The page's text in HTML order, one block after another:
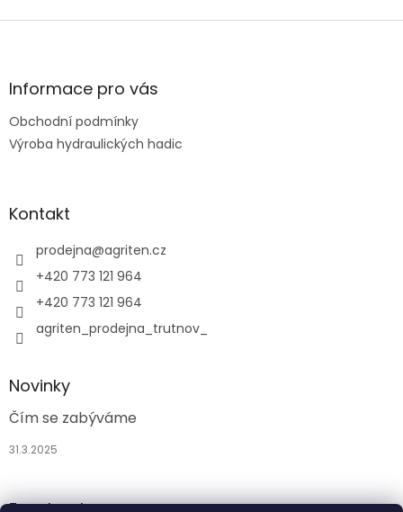
Z
aInformace pro vás
Obchodní podmínky
Výroba hydraulických hadic
Kontakt
prodejna@agriten.cz
+420 773 121 964
+420 773 121 964
agriten_prodejna_trutnov_
Novinky
Čím se zabýváme
31.3.2025